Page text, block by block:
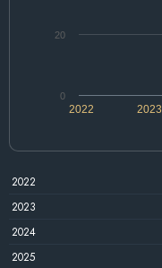
2022 2023
0
20
2022
2023
2024
2025